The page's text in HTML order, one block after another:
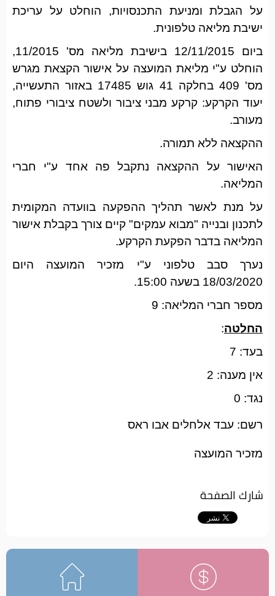
על הגבלת ומניעת התכנסויות, הוחלט על עריכת
ישיבת מליאה טלפונית.
ביום 12/11/2015 בישיבת מליאה מס' 11/2015,
הוחלט ע"י מליאת המועצה על אישור הקצאת מגרש
מס' 409 בחלקה 41 גוש 17485 באזור התעשייה,
יעוד הקרקע: קרקע מבני ציבור ולשטח ציבורי פתוח,
מעורב.
ההקצאה ללא תמורה.
האישור על ההקצאה נתקבל פה אחד ע"י חברי
המליאה.
על מנת לאשר תהליך ההפקעה בוועדה המקומית
לתכנון ובנייה "מבוא עמקים" קיים צורך בקבלת אישור
המליאה בדבר הפקעת הקרקע.
נערך סבב טלפוני ע"י מזכיר המועצה היום
18/03/2020 בשעה 15:00.
מספר חברי המליאה: 9
החלטה:
בעד: 7
אין מענה: 2
נגד: 0
רשם: עבד אלחלים אבו ראס
מזכיר המועצה
شارك الصفحة